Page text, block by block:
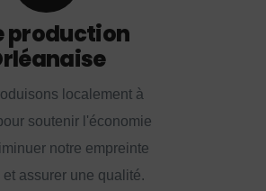
production
localement à
soutenir l'économie
notre empreinte
et assurer une qualité.